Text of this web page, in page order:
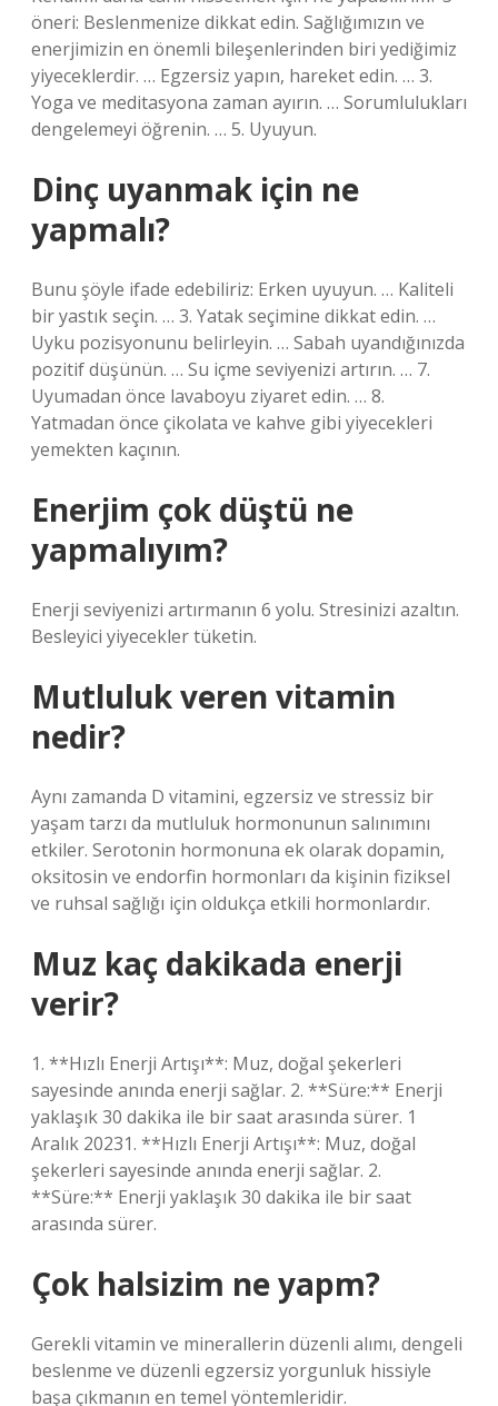
öneri: Beslenmenize dikkat edin. Sağlığımızın ve
enerjimizin en önemli bileşenlerinden biri yediğimiz
yiyeceklerdir. … Egzersiz yapın, hareket edin. … 3.
Yoga ve meditasyona zaman ayırın. … Sorumlulukları
dengelemeyi öğrenin. … 5. Uyuyun.
Dinç uyanmak için ne
yapmalı?
Bunu şöyle ifade edebiliriz: Erken uyuyun. … Kaliteli
bir yastık seçin. … 3. Yatak seçimine dikkat edin. …
Uyku pozisyonunu belirleyin. … Sabah uyandığınızda
pozitif düşünün. … Su içme seviyenizi artırın. … 7.
Uyumadan önce lavaboyu ziyaret edin. … 8.
Yatmadan önce çikolata ve kahve gibi yiyecekleri
yemekten kaçının.
Enerjim çok düştü ne
yapmalıyım?
Enerji seviyenizi artırmanın 6 yolu. Stresinizi azaltın.
Besleyici yiyecekler tüketin.
Mutluluk veren vitamin
nedir?
Aynı zamanda D vitamini, egzersiz ve stressiz bir
yaşam tarzı da mutluluk hormonunun salınımını
etkiler. Serotonin hormonuna ek olarak dopamin,
oksitosin ve endorfin hormonları da kişinin fiziksel
ve ruhsal sağlığı için oldukça etkili hormonlardır.
Muz kaç dakikada enerji
verir?
1. **Hızlı Enerji Artışı**: Muz, doğal şekerleri
sayesinde anında enerji sağlar. 2. **Süre:** Enerji
yaklaşık 30 dakika ile bir saat arasında sürer. 1
Aralık 20231. **Hızlı Enerji Artışı**: Muz, doğal
şekerleri sayesinde anında enerji sağlar. 2.
**Süre:** Enerji yaklaşık 30 dakika ile bir saat
arasında sürer.
Çok halsizim ne yapm?
Gerekli vitamin ve minerallerin düzenli alımı, dengeli
beslenme ve düzenli egzersiz yorgunluk hissiyle
başa çıkmanın en temel yöntemleridir.